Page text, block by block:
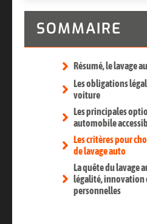
SOMMAIRE
Résumé, le lavage
Les obligations
voiture
Les principales
automobile
Les critères pour
de lavage auto
La quête du lavage
légalité, innovation
personnelles